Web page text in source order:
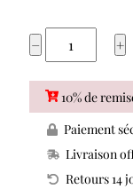
−
quantité
de
MASSANA
PYJAMA
LONG
P261228
+
10% de
Paiement
Livraison
Retours 14